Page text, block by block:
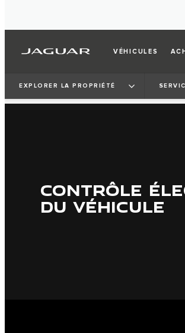
VÉHICULES
EXPLORER LA PROPRIÉTÉ
CONTRÔLE
DU VÉHICULE